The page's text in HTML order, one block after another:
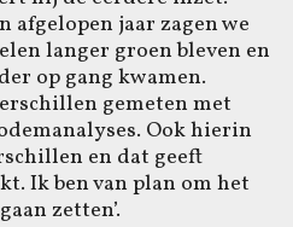
afgelopen jaar zagen we
langer groen bleven en
op gang kwamen.
gemeten met
Ook hierin
en dat geeft
Ik ben van plan om het
zetten’.